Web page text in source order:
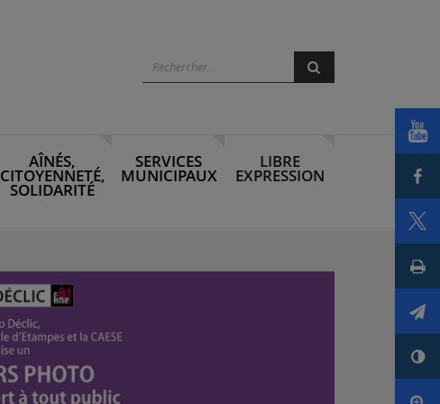
Rechercher
AÎNÉS,
CITOYENNETÉ,
SOLIDARITÉ
SERVICES
MUNICIPAUX
LIBRE
EXPRESSION